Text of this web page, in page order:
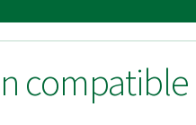
compatible